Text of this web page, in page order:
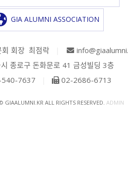
GIA ALUMNI ASSOCIATION
회 회장 최점락
종로구 돈화문로 41 금성빌딩 3층
7637
02-2686-6713
GIAALUMNI.KR ALL RIGHTS RESERVED. ADMIN